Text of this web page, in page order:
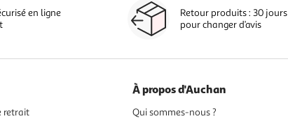
en ligne
Retour produits : 30 jours
pour changer d’avis
retrait
À propos d'Auchan
Qui sommes-nous ?